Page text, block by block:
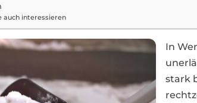
auch interessieren
In
stark